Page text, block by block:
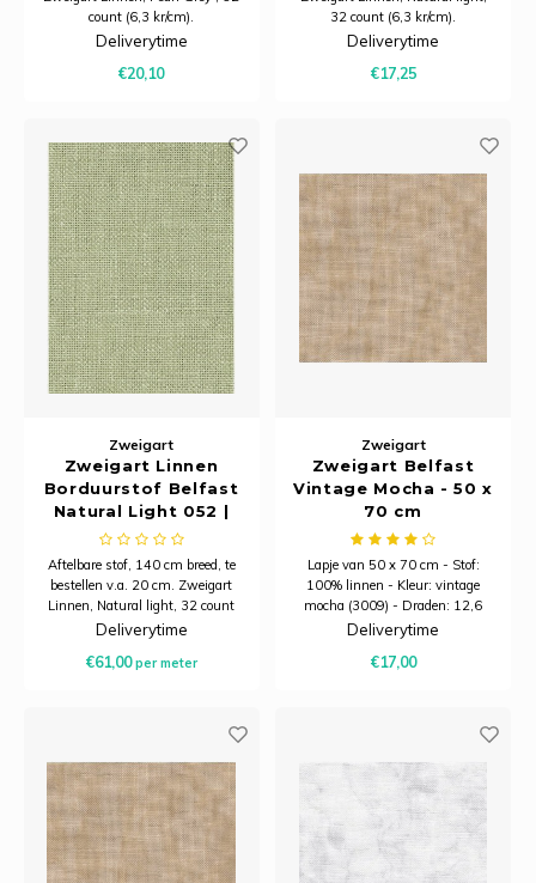
count (6,3 kr/cm).
Deliverytime
€20,10
32 count (6,3 kr/cm).
Deliverytime
€17,25
Zweigart
Zweigart Linnen
Borduurstof Belfast
Natural Light 052 |
32 Count (12,6/cm) |
140 cm breed
Aftelbare stof, 140 cm breed, te
bestellen v.a. 20 cm. Zweigart
Linnen, Natural light, 32 count
(6,3 kr/cm).
Deliverytime
€61,00per meter
Zweigart
Zweigart Belfast
Vintage Mocha - 50 x
70 cm
Lapje van 50 x 70 cm - Stof:
100% linnen - Kleur: vintage
mocha (3009) - Draden: 12,6
draden per centimeter
Deliverytime
€17,00